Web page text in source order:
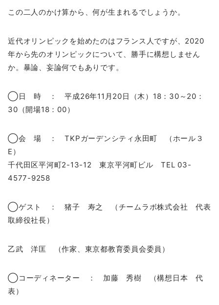
この二人のかけ算から、何が生まれるでしょうか。
近代オリンピックを始めたのはフランス人ですが、2020
年から先のオリンピックについて、勝手に構想しません
か。暴論、妄論何でもありです。
◯日 時 ： 平成26年11月20日（木）18：30～20：
30（開場18：00）
◯会 場 ： TKPガーデンシティ永田町 （ホール３
E）
千代田区平河町2-13-12 東京平河町ビル TEL 03-
4577-9258
◯ゲスト ： 猪子 寿之 （チームラボ株式会社 代表
取締役社長）
乙武 洋匡 （作家、東京都教育委員会委員）
◯コーディネーター ： 加藤 秀樹 （構想日本 代
表）